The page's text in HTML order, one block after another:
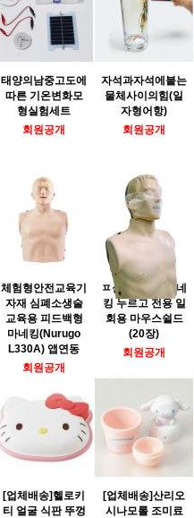
태양의남중고도에
따른 기온변화모
형실험세트
회원공개
자석과자석에붙는
물체사이의힘(일
자형어항)
회원공개
체험형안전교육기
자재 심폐소생술
교육용 피드백형
마네킹(Nurugo
L330A) 앱연동
회원공개
ㅍ심폐소생술마네
킹 누르고 전용 일
회용 마우스쉴드
(20장)
회원공개
[업체배송]헬로키
티 얼굴 식판 뚜껑
[업체배송]산리오
시나모롤 조미료